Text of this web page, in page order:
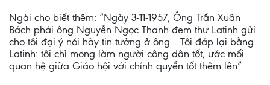
Ngài cho biết thêm: “Ngày 3-11-1957, Ông Trần Xuân
Bách phái ông Nguyễn Ngọc Thanh đem thư Latinh gửi
cho tôi đại ý nói hãy tin tưởng ở ông... Tôi đáp lại bằng
Latinh: tôi chỉ mong làm người công dân tốt, ước mối
quan hệ giữa Giáo hội với chính quyền tốt thêm lên”.